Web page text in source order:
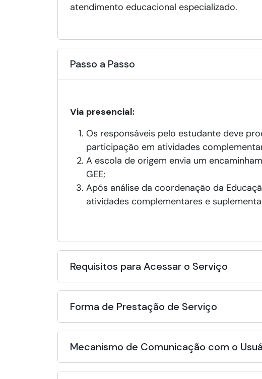
atendimento educacional especializado.
Passo a Passo
Via presencial:
Os responsáveis pelo estudante deve
participação em atividades
A escola de origem envia um
GEE;
Após análise da coordenação da
atividades complementares e
Requisitos para Acessar o Serviço
Forma de Prestação de Serviço
Mecanismo de Comunicação com o